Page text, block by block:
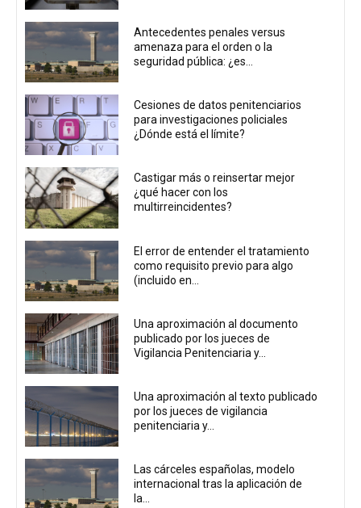
Antecedentes penales versus
amenaza para el orden o la
seguridad pública: ¿es...
Cesiones de datos penitenciarios
para investigaciones policiales
¿Dónde está el límite?
Castigar más o reinsertar mejor
¿qué hacer con los
multirreincidentes?
El error de entender el tratamiento
como requisito previo para algo
(incluido en...
Una aproximación al documento
publicado por los jueces de
Vigilancia Penitenciaria y...
Una aproximación al texto publicado
por los jueces de vigilancia
penitenciaria y...
Las cárceles españolas, modelo
internacional tras la aplicación de
la...